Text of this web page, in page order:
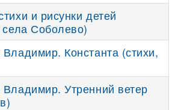
и рисунки детей
села Соболево)
Константа (стихи,
Утренний ветер